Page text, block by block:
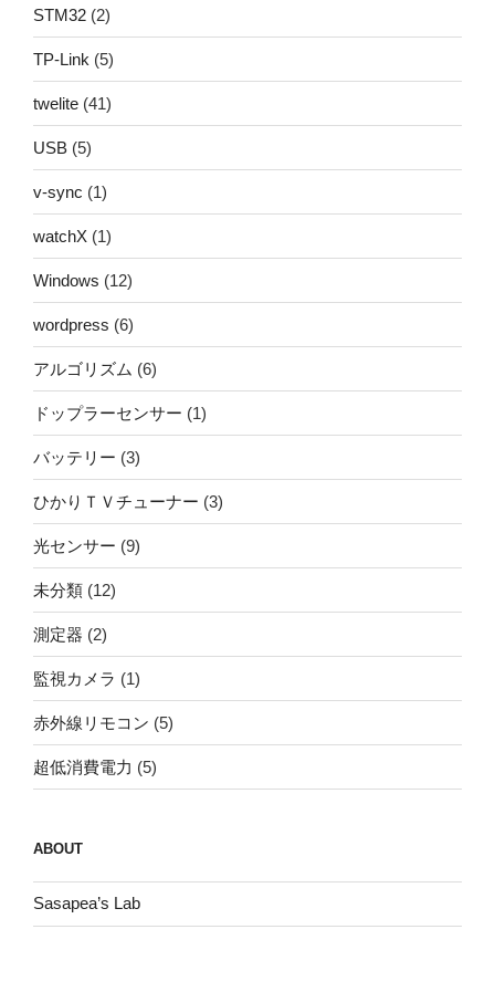
STM32 (2)
TP-Link (5)
twelite (41)
USB (5)
v-sync (1)
watchX (1)
Windows (12)
wordpress (6)
アルゴリズム (6)
ドップラーセンサー (1)
バッテリー (3)
ひかりＴＶチューナー (3)
光センサー (9)
未分類 (12)
測定器 (2)
監視カメラ (1)
赤外線リモコン (5)
超低消費電力 (5)
ABOUT
Sasapea’s Lab